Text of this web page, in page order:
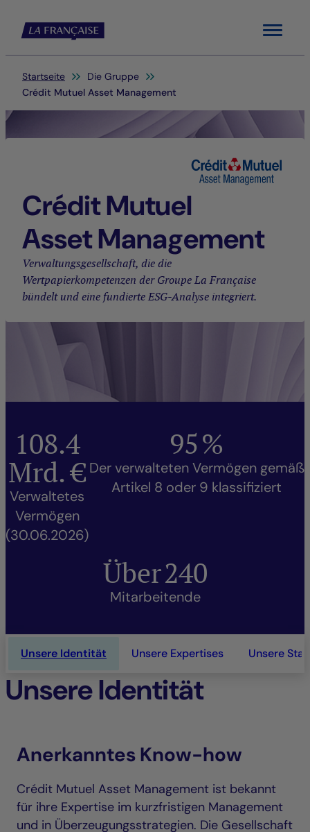
Menu
Sie befinden sich hier:
Startseite
Die Gruppe
Crédit Mutuel Asset Management
Crédit Mutuel
Asset Management
Verwaltungsgesellschaft, die die
Wertpapierkompetenzen der Groupe La Française
bündelt und eine fundierte ESG-Analyse integriert.
108.4
Mrd. €
Verwaltetes
Vermögen
(30.06.2026)
95%
Der verwalteten Vermögen gemäß
Artikel 8 oder 9 klassifiziert
Über240
Mitarbeitende
Unsere Identität Unsere Expertises Unsere
Unsere Identität
Anerkanntes Know-how
Crédit Mutuel Asset Management ist bekannt
für ihre Expertise im kurzfristigen Management
und in Überzeugungsstrategien. Die Gesellschaft